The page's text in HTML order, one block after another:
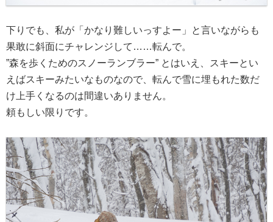
下りでも、私が「かなり難しいっすよー」と言いながらも
果敢に斜面にチャレンジして……転んで。
”森を歩くためのスノーランブラー” とはいえ、スキーとい
えばスキーみたいなものなので、転んで雪に埋もれた数だ
け上手くなるのは間違いありません。
頼もしい限りです。